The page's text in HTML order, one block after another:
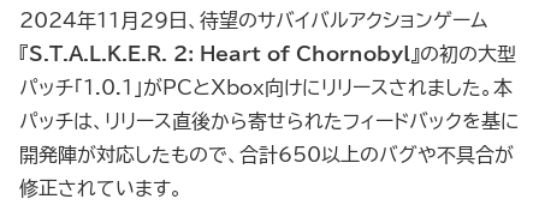
2024年11月29日、待望のサバイバルアクションゲーム
『S.T.A.L.K.E.R. 2: Heart of Chornobyl
』の初の大型
パッチ「1.0.1」がPCとXbox向けにリリースされました。本
パッチは、リリース直後から寄せられたフィードバックを基に
開発陣が対応したもので、合計650以上のバグや不具合が
修正されています。